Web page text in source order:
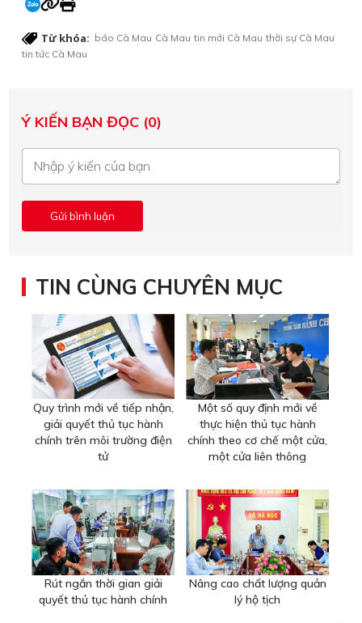
Từ khóa: báo Cà Mau Cà Mau tin mới Cà Mau thời sự Cà Mau
tin tức Cà Mau
Ý KIẾN BẠN ĐỌC (0)
TIN CÙNG CHUYÊN MỤC
Quy trình mới về tiếp nhận,
giải quyết thủ tục hành
chính trên môi trường điện
tử
Một số quy định mới về
thực hiện thủ tục hành
chính theo cơ chế một cửa,
một cửa liên thông
Rút ngắn thời gian giải
quyết thủ tục hành chính
Nâng cao chất lượng quản
lý hộ tịch